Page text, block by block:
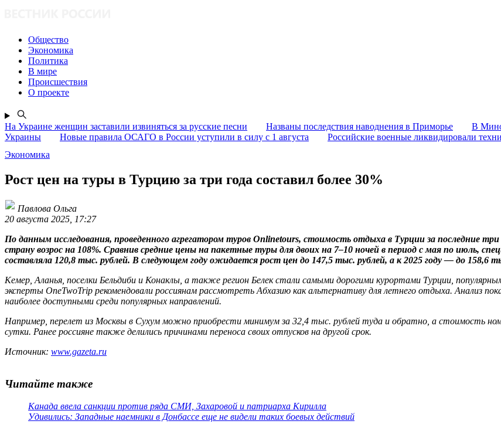
Общество
Экономика
Политика
В мире
Происшествия
О проекте
На Украине женщин заставили извиняться за русские песни Названы последствия наводнения в Приморье
В
Украины
Новые правила ОСАГО в России уступили в силу с 1 августа
Российские военные ликвидировали
Экономика
Рост цен на туры в Турцию за три года составил более 30%
Павлова Ольга
20 августа 2025, 17:27
По данным исследования, проведенного агрегатором туров Onlinetours, стоимость отдыха в Турции за последние
страну возрос на 108%. Сравнив средние цены на пакетные туры для двоих на 7–10 ночей в период с мая по июль,
составляла 120,8 тыс. рублей. В следующем году ожидается рост цен до 147,5 тыс. рублей, а к 2025 году — до 158,6
Кемер, Аланья, поселки Бельдиби и Конаклы, а также регион Белек стали самыми дорогими курортами Турции,
эксперты OneTwoTrip рекомендовали россиянам рассмотреть Абхазию как альтернативу для летнего отдыха. Анализ
наиболее доступными среди популярных направлений.
Например, перелет из Москвы в Сухум можно приобрести минимум за 32,4 тыс. рублей туда и обратно, а стоимость
сутки. Ранее россияне также делились причинами переноса своих отпусков на другой срок.
Источник: www.gazeta.ru
Читайте также
Канада ввела санкции против ряда СМИ, Захаровой и патриарха Кирилла
Удивились: Западные наемники в Донбассе еще не видели таких боевых действий